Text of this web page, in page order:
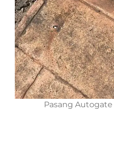
Pasang